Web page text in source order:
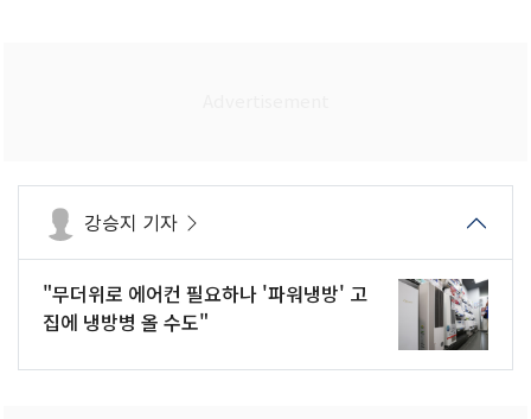
강승지 기자
"무더위로 에어컨 필요하나 '파워냉방' 고
집에 냉방병 올 수도"